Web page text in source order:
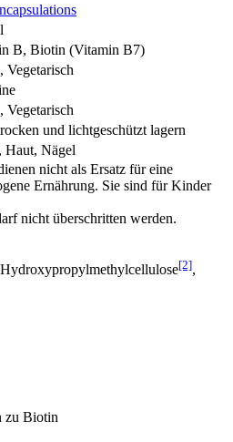
B, Biotin (Vitamin B7)
Vegetarisch
Vegetarisch
und lichtgeschützt lagern
Haut, Nägel
nicht als Ersatz für eine
Ernährung. Sie sind für Kinder
nicht überschritten werden.
[2],
zu Biotin